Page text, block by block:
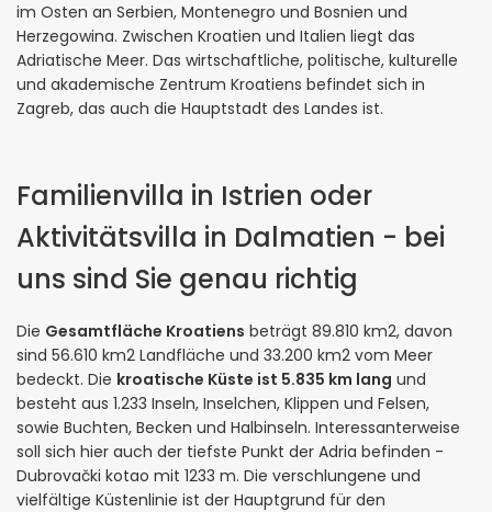
im Osten an Serbien, Montenegro und Bosnien und
Herzegowina. Zwischen Kroatien und Italien liegt das
Adriatische Meer. Das wirtschaftliche, politische, kulturelle
und akademische Zentrum Kroatiens befindet sich in
Zagreb, das auch die Hauptstadt des Landes ist.
Familienvilla in Istrien oder
Aktivitätsvilla in Dalmatien - bei
uns sind Sie genau richtig
Die Gesamtfläche Kroatiens beträgt 89.810 km2, davon
sind 56.610 km2 Landfläche und 33.200 km2 vom Meer
bedeckt. Die kroatische Küste ist 5.835 km lang und
besteht aus 1.233 Inseln, Inselchen, Klippen und Felsen,
sowie Buchten, Becken und Halbinseln. Interessanterweise
soll sich hier auch der tiefste Punkt der Adria befinden -
Dubrovački kotao mit 1233 m. Die verschlungene und
vielfältige Küstenlinie ist der Hauptgrund für den